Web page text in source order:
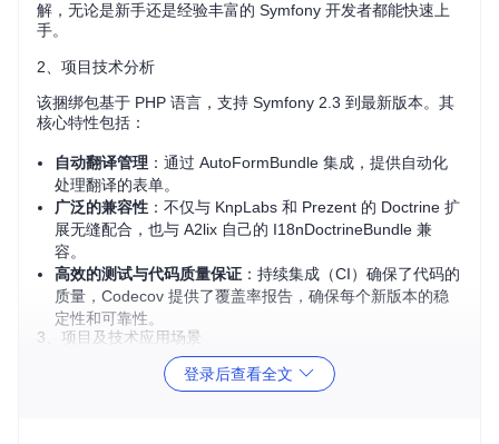
解，无论是新手还是经验丰富的 Symfony 开发者都能快速上
手。
2、项目技术分析
该捆绑包基于 PHP 语言，支持 Symfony 2.3 到最新版本。其
核心特性包括：
自动翻译管理 ：通过 AutoFormBundle 集成，提供自动化
处理翻译的表单。
广泛的兼容性 ：不仅与 KnpLabs 和 Prezent 的 Doctrine 扩
展无缝配合，也与 A2lix 自己的 I18nDoctrineBundle 兼
容。
高效的测试与代码质量保证 ：持续集成（CI）确保了代码的
质量，Codecov 提供了覆盖率报告，确保每个新版本的稳
定性和可靠性。
3、项目及技术应用场景
A2lix Translation Form Bundle 在以下场景中特别有用：
登录后查看全文